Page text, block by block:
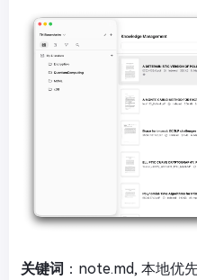
关键词 ：note.md, 本地优